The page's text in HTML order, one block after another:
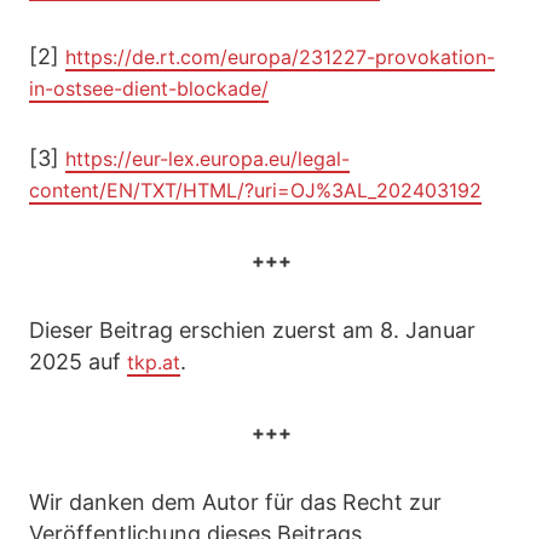
[2] https://de.rt.com/europa/231227-provokation-
in-ostsee-dient-blockade/
[3] https://eur-lex.europa.eu/legal-
content/EN/TXT/HTML/?uri=OJ%3AL_202403192
+++
Dieser Beitrag erschien zuerst am 8. Januar
2025 auf tkp.at.
+++
Wir danken dem Autor für das Recht zur
Veröffentlichung dieses Beitrags.